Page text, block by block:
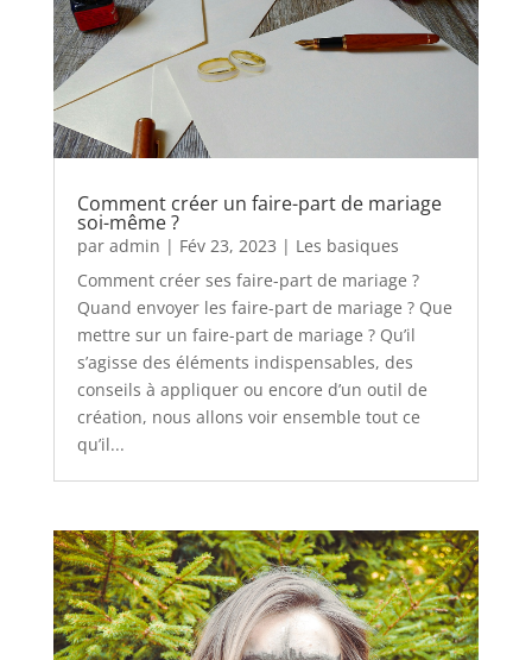
Comment créer un faire-part de mariage
soi-même ?
par admin | Fév 23, 2023 | Les basiques
Comment créer ses faire-part de mariage ?
Quand envoyer les faire-part de mariage ? Que
mettre sur un faire-part de mariage ? Qu’il
s’agisse des éléments indispensables, des
conseils à appliquer ou encore d’un outil de
création, nous allons voir ensemble tout ce
qu’il...